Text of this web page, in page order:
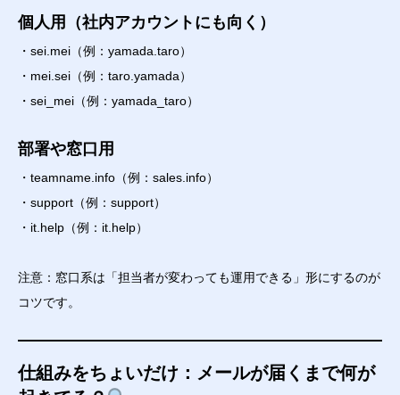
個人用（社内アカウントにも向く）
・sei.mei（例：yamada.taro）
・mei.sei（例：taro.yamada）
・sei_mei（例：yamada_taro）
部署や窓口用
・teamname.info（例：sales.info）
・support（例：support）
・it.help（例：it.help）
注意：窓口系は「担当者が変わっても運用できる」形にするのが
コツです。
仕組みをちょいだけ：メールが届くまで何が